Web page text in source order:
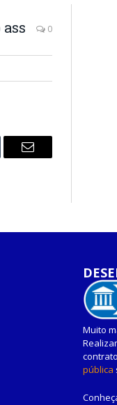
ass 0
E-
Muito
pública